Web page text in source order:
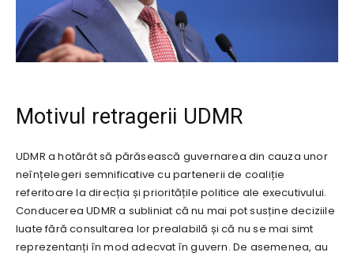
Motivul retragerii UDMR
UDMR a hotărât să părăsească guvernarea din cauza unor
neînțelegeri semnificative cu partenerii de coaliție
referitoare la direcția și prioritățile politice ale executivului.
Conducerea UDMR a subliniat că nu mai pot susține deciziile
luate fără consultarea lor prealabilă și că nu se mai simt
reprezentanți în mod adecvat în guvern. De asemenea, au